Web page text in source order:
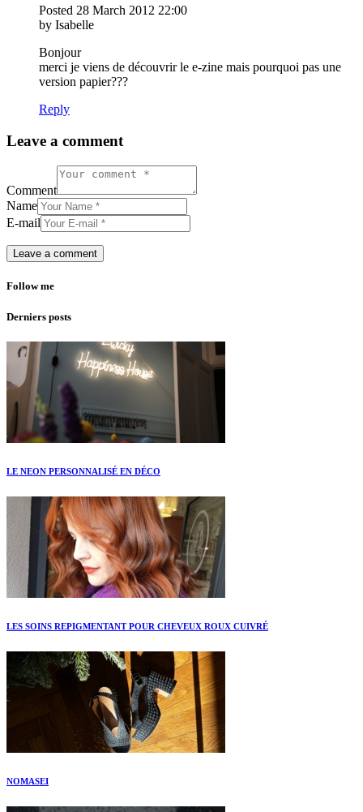
Posted 28 March 2012 22:00
by Isabelle
Bonjour
merci je viens de découvrir le e-zine mais pourquoi pas une
version papier???
Reply
Leave a comment
Comment
Name
E-mail
Follow me
Derniers posts
LE NEON PERSONNALISÉ EN DÉCO
LES SOINS REPIGMENTANT POUR CHEVEUX ROUX CUIVRÉ
NOMASEI